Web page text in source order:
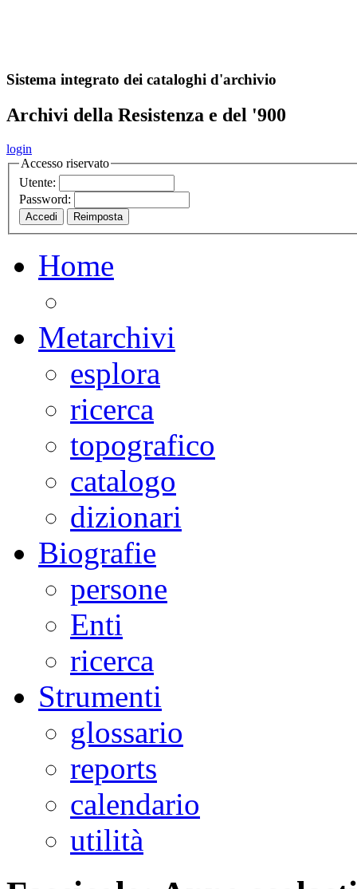
Sistema integrato dei cataloghi d'archivio
Archivi della Resistenza e del '900
login
Accesso riservato
Utente:
Password:
Home
Metarchivi
esplora
ricerca
topografico
catalogo
dizionari
Biografie
persone
Enti
ricerca
Strumenti
glossario
reports
calendario
utilità